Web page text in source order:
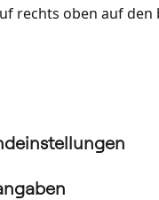
rechts oben auf den